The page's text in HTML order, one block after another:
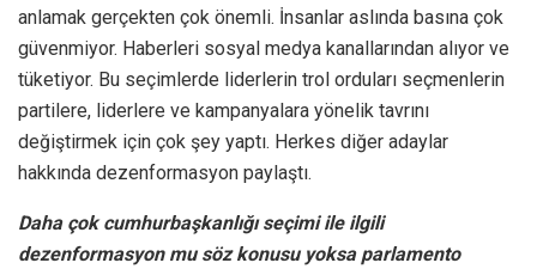
anlamak gerçekten çok önemli. İnsanlar aslında basına çok
güvenmiyor. Haberleri sosyal medya kanallarından alıyor ve
tüketiyor. Bu seçimlerde liderlerin trol orduları seçmenlerin
partilere, liderlere ve kampanyalara yönelik tavrını
değiştirmek için çok şey yaptı. Herkes diğer adaylar
hakkında dezenformasyon paylaştı.
Daha çok cumhurbaşkanlığı seçimi ile ilgili
dezenformasyon mu söz konusu yoksa parlamento